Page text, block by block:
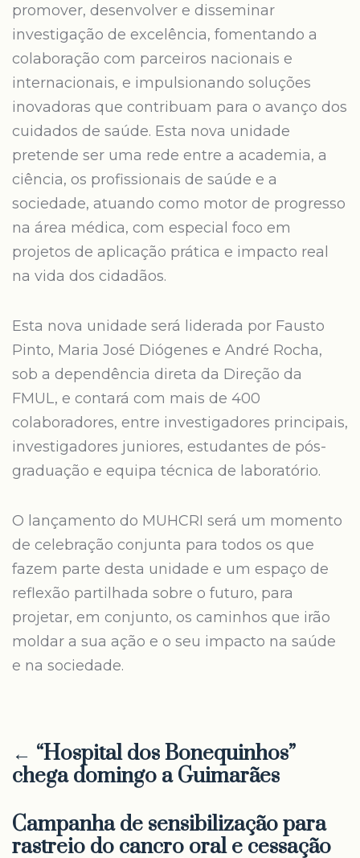
promover, desenvolver e disseminar
investigação de excelência, fomentando a
colaboração com parceiros nacionais e
internacionais, e impulsionando soluções
inovadoras que contribuam para o avanço dos
cuidados de saúde. Esta nova unidade
pretende ser uma rede entre a academia, a
ciência, os profissionais de saúde e a
sociedade, atuando como motor de progresso
na área médica, com especial foco em
projetos de aplicação prática e impacto real
na vida dos cidadãos.
Esta nova unidade será liderada por Fausto
Pinto, Maria José Diógenes e André Rocha,
sob a dependência direta da Direção da
FMUL, e contará com mais de 400
colaboradores, entre investigadores principais,
investigadores juniores, estudantes de pós-
graduação e equipa técnica de laboratório.
O lançamento do MUHCRI será um momento
de celebração conjunta para todos os que
fazem parte desta unidade e um espaço de
reflexão partilhada sobre o futuro, para
projetar, em conjunto, os caminhos que irão
moldar a sua ação e o seu impacto na saúde
e na sociedade.
← “Hospital dos Bonequinhos”
chega domingo a Guimarães
Campanha de sensibilização para
rastreio do cancro oral e cessação